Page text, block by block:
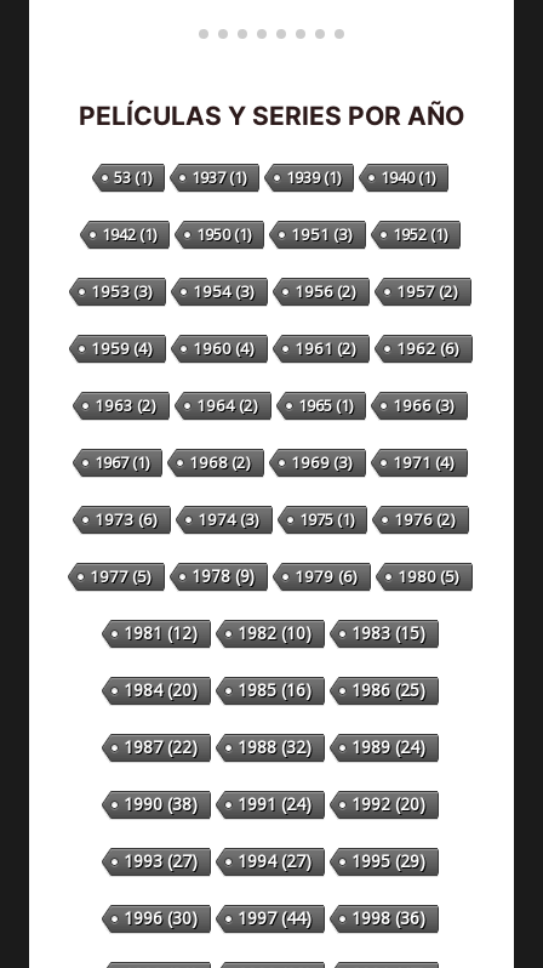
PELÍCULAS Y SERIES POR AÑO
53(1) 1937(1) 1939(1) 1940(1)
1942(1) 1950(1) 1951 (3) 1952(1)
1953(3) 1954(3) 1956(2) 1957(2)
1959(4) 1960(4) 1961 (2) 1962(6)
1963(2) 1964(2) 1965(1) 1966(3)
1967(1) 1968(2) 1969(3) 1971 (4)
1973(6) 1974(3) 1975(1) 1976(2)
1977(5) 1978(9) 1979(6) 1980(5)
1981 (12) 1982(10) 1983(15)
1984(20) 1985(16) 1986(25)
1987(22) 1988(32) 1989(24)
1990(38) 1991 (24) 1992(20)
1993(27) 1994(27) 1995(29)
1996(30) 1997(44) 1998(36)